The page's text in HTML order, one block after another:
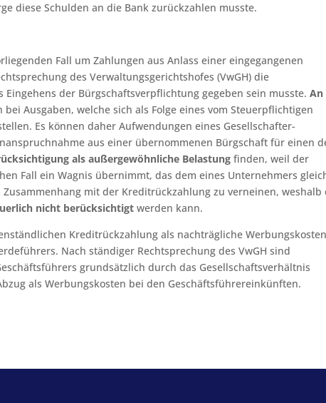
diese Schulden an die Bank zurückzahlen musste.
Fall um Zahlungen aus Anlass einer eingegangenen
des Verwaltungsgerichtshofes (VwGH) die
der Bürgschaftsverpflichtung gegeben sein musste.An
bei Ausgaben, welche sich als Folge eines vom Steuerpflichtigen
Es können daher Aufwendungen eines Gesellschafter-
aus einer übernommenen Bürgschaft für einen
als außergewöhnliche Belastung finden, weil der
Fall ein Wagnis übernimmt, das dem eines Unternehmers
mit der Kreditrückzahlung zu verneinen, weshalb
nicht berücksichtigt werden kann.
Kreditrückzahlung als nachträgliche
Nach ständiger Rechtsprechung des VwGH sind
grundsätzlich durch das Gesellschaftsverhältnis
als Werbungskosten bei den Geschäftsführereinkünften.